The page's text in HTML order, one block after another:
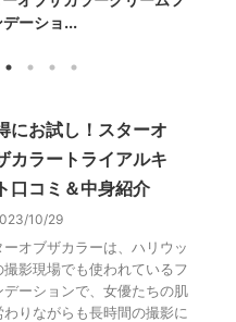
イクアッ...
デーショ...
にお試し！スターオ
カラートライアルキ
口コミ＆中身紹介
10/29
ーオブザカラーは、ハリウッ
撮影現場でも使われているフ
デーションで、女優たちの肌
わりながらも長時間の撮影に